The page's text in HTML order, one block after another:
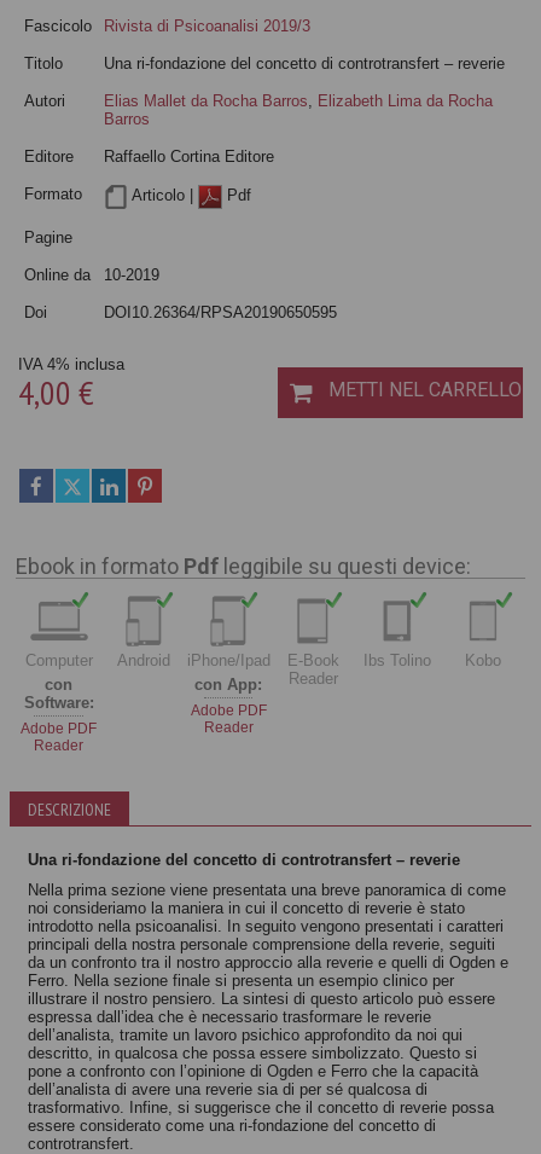
Fascicolo Rivista di Psicoanalisi 2019/3
Titolo Una ri-fondazione del concetto di controtransfert – reverie
Autori Elias Mallet da Rocha Barros
Elizabeth Lima da Rocha
Barros
Editore Raffaello Cortina Editore
Formato Articolo | Pdf
Pagine
Online da 10-2019
Doi DOI10.26364/RPSA20190650595
4,00 €
IVA 4% inclusa
METTI NEL CARRELLO
Ebook in formato Pdf leggibile su questi device:
Computer
con
Software:
Adobe PDF
Reader
Android
iPhone/Ipad
con App:
Adobe PDF
Reader
E-Book
Reader
Ibs Tolino Kobo
DESCRIZIONE
Una ri-fondazione del concetto di controtransfert – reverie
Nella prima sezione viene presentata una breve panoramica di come
noi consideriamo la maniera in cui il concetto di reverie è stato
introdotto nella psicoanalisi. In seguito vengono presentati i caratteri
principali della nostra personale comprensione della reverie, seguiti
da un confronto tra il nostro approccio alla reverie e quelli di Ogden e
Ferro. Nella sezione finale si presenta un esempio clinico per
illustrare il nostro pensiero. La sintesi di questo articolo può essere
espressa dall’idea che è necessario trasformare le reverie
dell’analista, tramite un lavoro psichico approfondito da noi qui
descritto, in qualcosa che possa essere simbolizzato. Questo si
pone a confronto con l’opinione di Ogden e Ferro che la capacità
dell’analista di avere una reverie sia di per sé qualcosa di
trasformativo. Infine, si suggerisce che il concetto di reverie possa
essere considerato come una ri-fondazione del concetto di
controtransfert.